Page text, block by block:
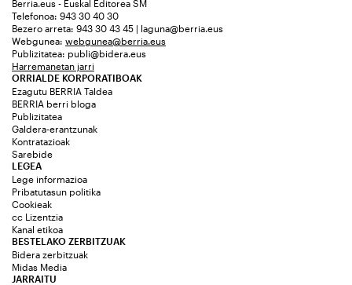
Berria.eus - Euskal Editorea SM
Telefonoa: 943 30 40 30
Bezero arreta: 943 30 43 45 | laguna@berria.eus
Webgunea: webgunea@berria.eus
Publizitatea: publi@bidera.eus
Harremanetan jarri
ORRIALDE KORPORATIBOAK
Ezagutu BERRIA Taldea
BERRIA berri bloga
Publizitatea
Galdera-erantzunak
Kontratazioak
Sarebide
JARRAITU
LEGEA
Lege informazioa
Pribatutasun politika
Cookieak
cc Lizentzia
Kanal etikoa
BESTELAKO ZERBITZUAK
Bidera zerbitzuak
Midas Media